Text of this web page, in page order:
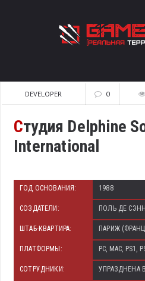
DEVELOPER 0
Студия Delphine
International
ГОД ОСНОВАНИЯ: 1988
СОЗДАТЕЛИ: ПОЛЬ ДЕ
ШТАБ-КВАРТИРА: ПАРИЖ
ПЛАТФОРМЫ: PC, MAC, PS1,
СОТРУДНИКИ: УПРАЗДНЕНА